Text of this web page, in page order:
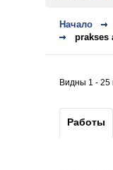
Начало
prakses
Видны 1 - 25
Работы